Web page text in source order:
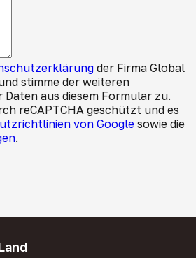
der Firma Global
stimme der weiteren
aus diesem Formular zu.
reCAPTCHA geschützt und es
von Google sowie die
.